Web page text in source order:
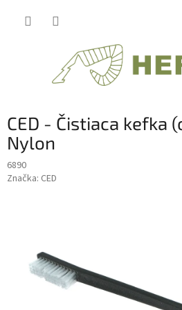
CED - Čistiaca kefka
Nylon
6890
Značka: CED